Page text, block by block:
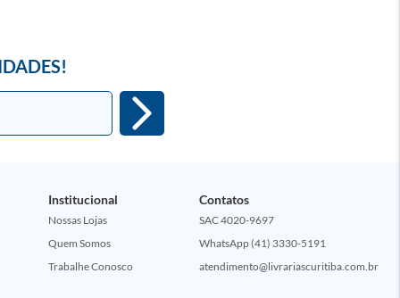
Institucional
Nossas Lojas
Quem Somos
Trabalhe Conosco
Contatos
SAC 4020-9697
WhatsApp (41) 3330-5191
atendimento@livrariascuritiba.com.br